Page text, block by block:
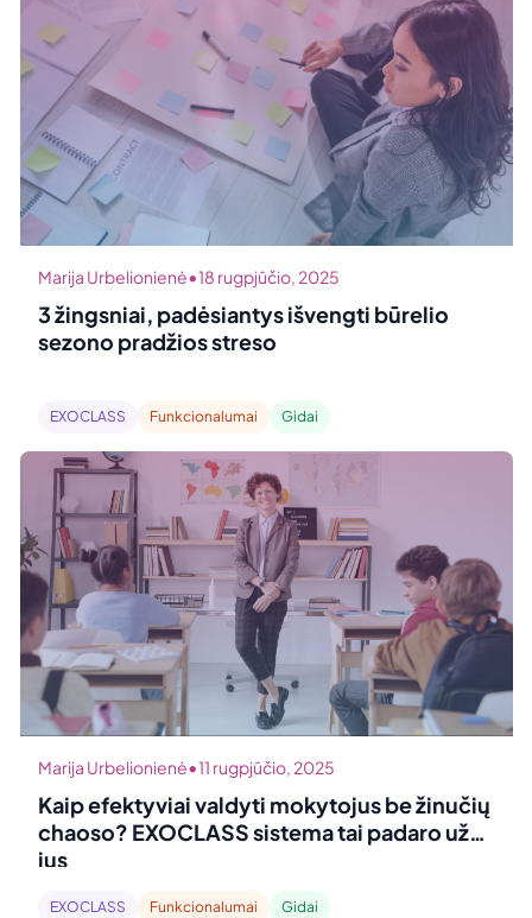
Marija Urbelionienė•18 rugpjūčio, 2025
3 žingsniai, padėsiantys išvengti būrelio
sezono pradžios streso
EXOCLASS Funkcionalumai Gidai
Marija Urbelionienė•11 rugpjūčio, 2025
Kaip efektyviai valdyti mokytojus be žinučių
chaoso? EXOCLASS sistema tai padaro už
jus
EXOCLASS Funkcionalumai Gidai